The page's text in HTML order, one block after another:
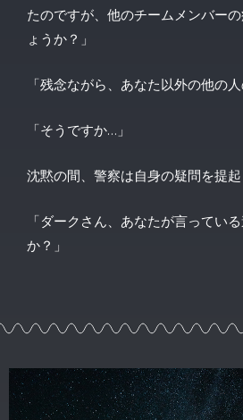
たのですが、他のチームメンバー
ょうか？」
「残念ながら、あなた以外の他の
「そうですか…」
沈黙の間、警察は自身の疑問を提起
「ダークさん、あなたが言ってい
か？」